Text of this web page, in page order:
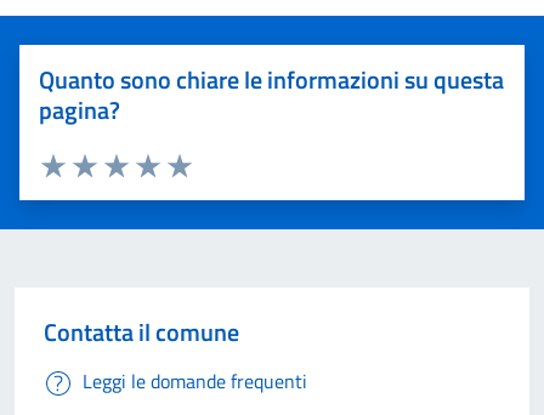
Quanto sono chiare le informazioni su questa
pagina?
Valuta 5 stelle su 5
Valuta 4 stelle su 5
Valuta 3 stelle su 5
Valuta 2 stelle su 5
Valuta 1 stelle su 5
Contatta il comune
Leggi le domande frequenti